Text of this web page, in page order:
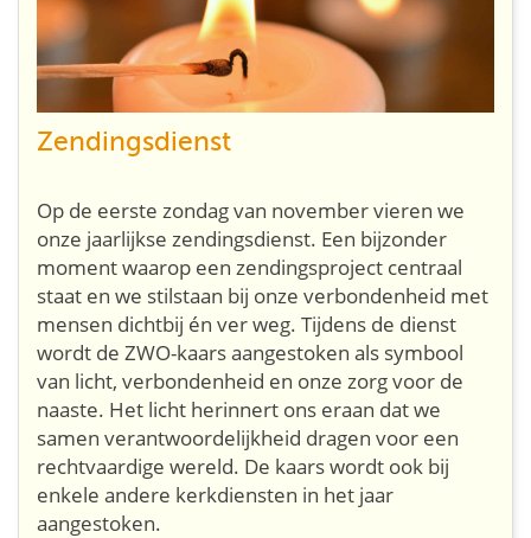
Zendingsdienst
Op de eerste zondag van november vieren we
onze jaarlijkse zendingsdienst. Een bijzonder
moment waarop een zendingsproject centraal
staat en we stilstaan bij onze verbondenheid met
mensen dichtbij én ver weg. Tijdens de dienst
wordt de ZWO-kaars aangestoken als symbool
van licht, verbondenheid en onze zorg voor de
naaste. Het licht herinnert ons eraan dat we
samen verantwoordelijkheid dragen voor een
rechtvaardige wereld. De kaars wordt ook bij
enkele andere kerkdiensten in het jaar
aangestoken.